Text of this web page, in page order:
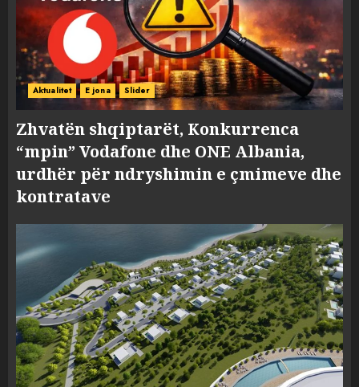
Aktualitet E jona Slider
Zhvatën shqiptarët, Konkurrenca
“mpin” Vodafone dhe ONE Albania,
urdhër për ndryshimin e çmimeve dhe
kontratave